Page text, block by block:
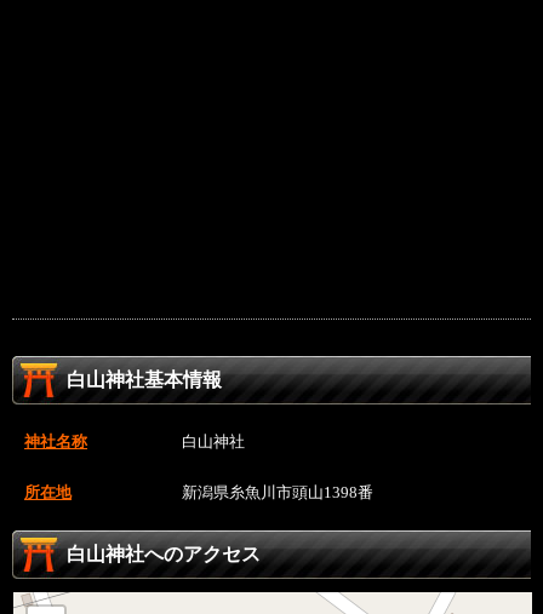
白山神社基本情報
神社名称 白山神社
所在地 新潟県糸魚川市頭山1398番
白山神社へのアクセス